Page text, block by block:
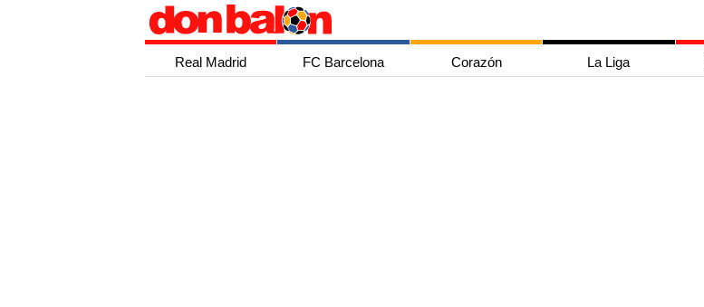
Real Madrid FC Barcelona Corazón La Liga